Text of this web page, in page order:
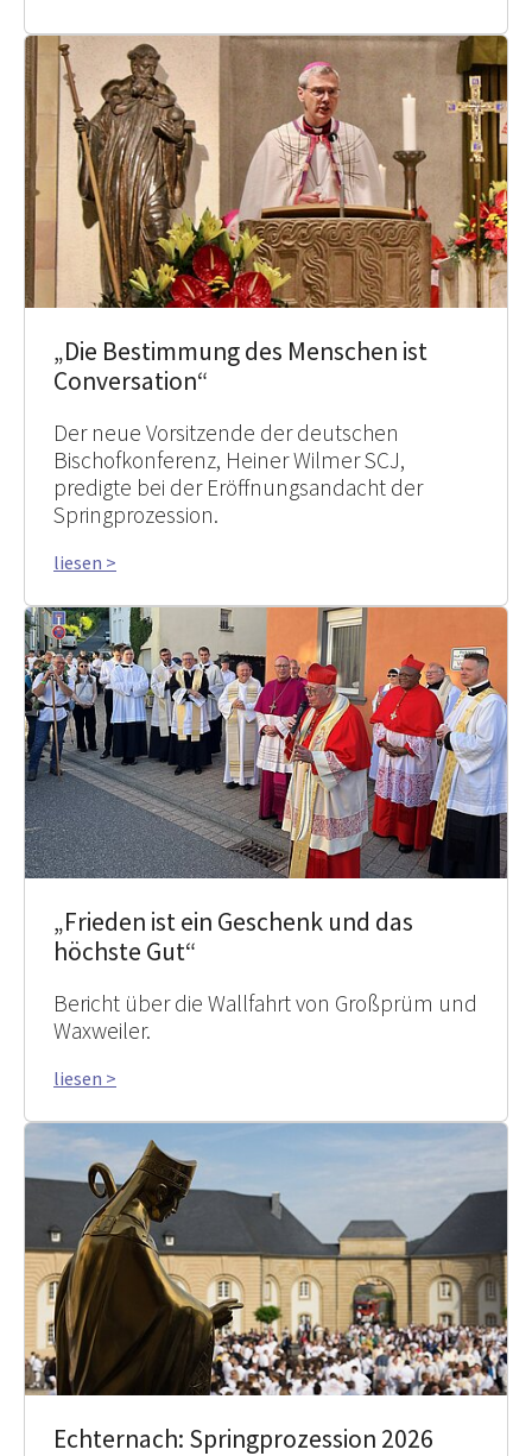
„Die Bestimmung des Menschen ist
Conversation“
Der neue Vorsitzende der deutschen
Bischofkonferenz, Heiner Wilmer SCJ,
predigte bei der Eröffnungsandacht der
Springprozession.
liesen >
„Frieden ist ein Geschenk und das
höchste Gut“
Bericht über die Wallfahrt von Großprüm und
Waxweiler.
liesen >
Echternach: Springprozession 2026